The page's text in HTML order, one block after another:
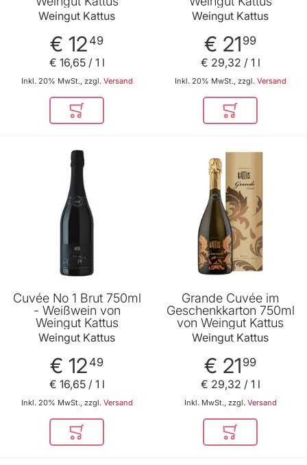
Weingut Kattus
€ 12 49
Inkl. 20% MwSt., zzgl. Versand
€ 16,65/ 1 l
In den Warenkorb
Weingut Kattus
€ 21 99
Inkl. 20% MwSt., zzgl. Versand
€ 29,32 / 1 l
In den
Cuvée No 1 Brut 750ml
- Weißwein von
Weingut Kattus
Weingut Kattus
€ 12 49
Inkl. 20% MwSt., zzgl. Versand
€ 16,65/ 1 l
In den Warenkorb
Grande Cuvée im
Geschenkkarton 750ml
von Weingut Kattus
Weingut Kattus
€ 21 99
Inkl. MwSt., zzgl. Versand
€ 29,32 / 1 l
In den